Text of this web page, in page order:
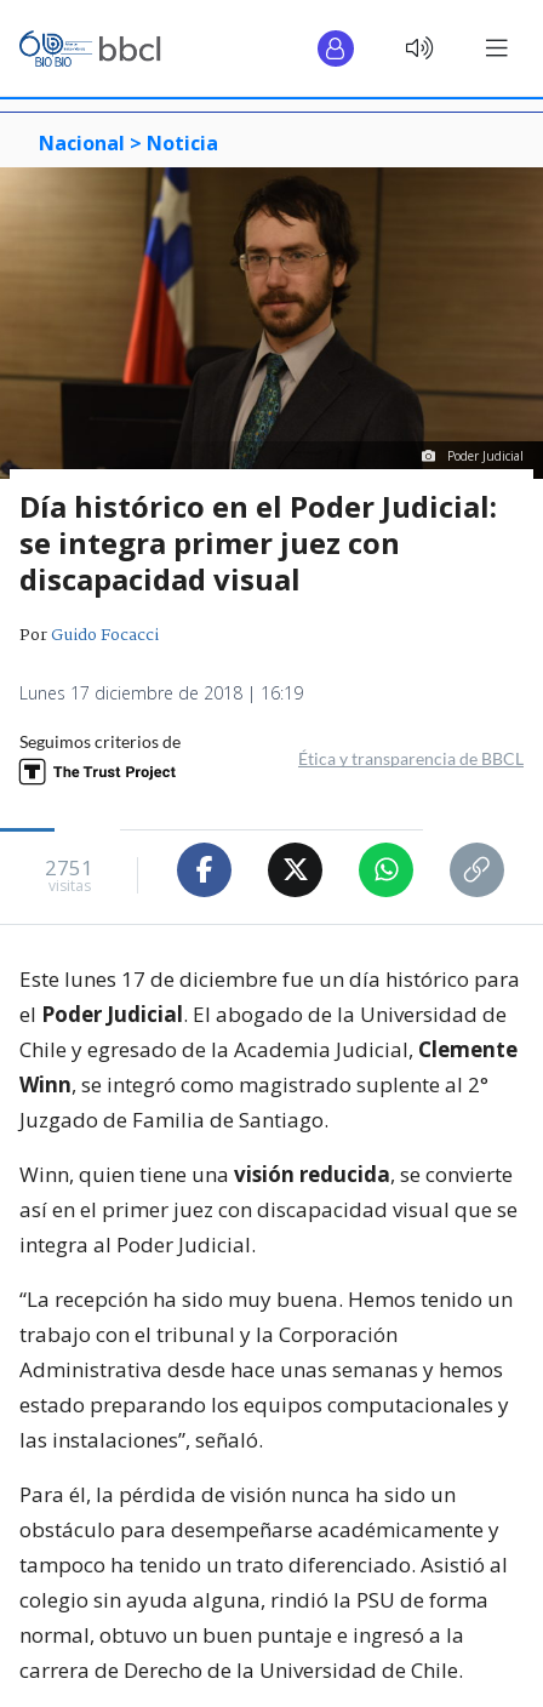
Nacional > Noticia
Poder Judicial
Día histórico en el Poder Judicial:
se integra primer juez con
discapacidad visual
PorGuido Focacci
Lunes 17 diciembre de 2018 | 16:19
Seguimos criterios de
Ética y transparencia de BBCL
2751
visitas
Este lunes 17 de diciembre fue un día histórico para
el Poder Judicial. El abogado de la Universidad de
Chile y egresado de la Academia Judicial, Clemente
Winn, se integró como magistrado suplente al 2°
Juzgado de Familia de Santiago.
Winn, quien tiene una visión reducida, se convierte
así en el primer juez con discapacidad visual que se
integra al Poder Judicial.
“La recepción ha sido muy buena. Hemos tenido un
trabajo con el tribunal y la Corporación
Administrativa desde hace unas semanas y hemos
estado preparando los equipos computacionales y
las instalaciones”, señaló.
Para él, la pérdida de visión nunca ha sido un
obstáculo para desempeñarse académicamente y
tampoco ha tenido un trato diferenciado. Asistió al
colegio sin ayuda alguna, rindió la PSU de forma
normal, obtuvo un buen puntaje e ingresó a la
carrera de Derecho de la Universidad de Chile.